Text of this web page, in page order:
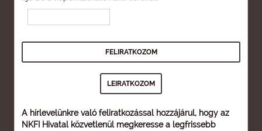
A hírlevelünkre való feliratkozással hozzájárul, hogy az
NKFI Hivatal közvetlenül megkeresse a legfrissebb